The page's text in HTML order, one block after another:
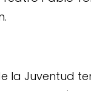
la Juventud